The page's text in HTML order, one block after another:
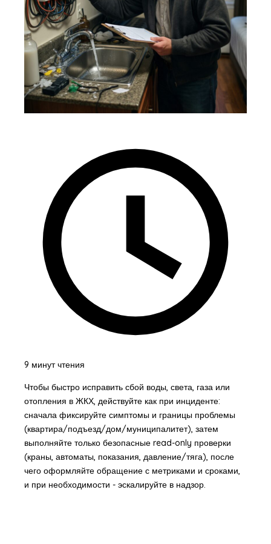
9 минут чтения
Чтобы быстро исправить сбой воды, света, газа или
отопления в ЖКХ, действуйте как при инциденте:
сначала фиксируйте симптомы и границы проблемы
(квартира/подъезд/дом/муниципалитет), затем
выполняйте только безопасные read-only проверки
(краны, автоматы, показания, давление/тяга), после
чего оформляйте обращение с метриками и сроками,
и при необходимости - эскалируйте в надзор.